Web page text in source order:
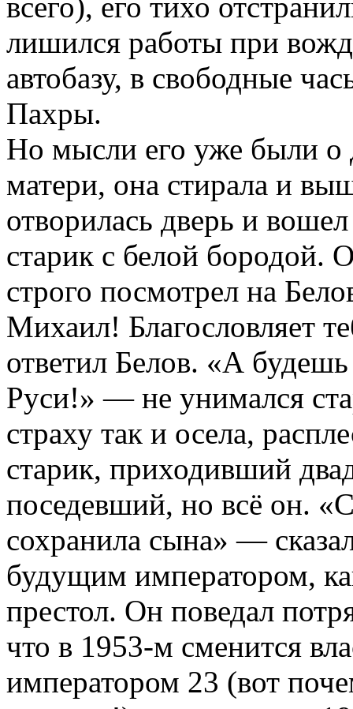
лишился работы при
автобазу, в свободные
Пахры.
Но мысли его уже были о
матери, она стирала и
отворилась дверь и
старик с белой бородой.
строго посмотрел на
Михаил! Благословляет
ответил Белов. «А
Руси!» — не унимался
страху так и осела,
старик, приходивший
поседевший, но всё он.
сохранила сына» —
будущим императором,
престол. Он поведал
что в 1953-м сменится
императором 23 (вот